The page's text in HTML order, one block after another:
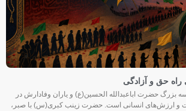
راه حق و آزادگی
بزرگ حضرت اباعبدالله الحسین(ع) و یاران وفادارش در
و ارزش‌های انسانی است. حضرت زینب کبری(س) با صبر،